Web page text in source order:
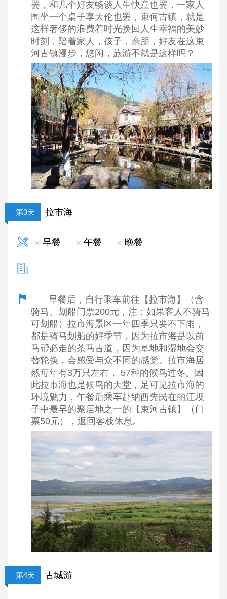
罢，和几个好友畅谈人生快意也罢，一家人
围坐一个桌子享天伦也罢，束何古镇，就是
这样奢侈的浪费着时光换回人生幸福的美妙
时刻，陪着家人，孩子，亲朋，好友在这束
河古镇漫步，悠闲，旅游不就是这样吗？
第3天 拉市海
早餐 午餐 晚餐
早餐后，自行乘车前往【拉市海】（含
骑马、划船门票200元，注：如果客人不骑马
可划船）拉市海景区一年四季只要不下雨，
都是骑马划船的好季节，因为拉市海是以前
马帮必走的茶马古道，因为草地和湿地会交
替轮换，会感受与众不同的感觉。拉市海居
然每年有3万只左右， 57种的候鸟过冬。因
此拉市海也是候鸟的天堂，足可见拉市海的
环境魅力，午餐后乘车赴纳西先民在丽江坝
子中最早的聚居地之一的【束河古镇】（门
票50元），返回客栈休息。
第4天 古城游